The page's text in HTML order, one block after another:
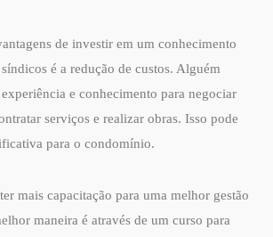
de investir em um conhecimento
é a redução de custos. Alguém
e conhecimento para negociar
serviços e realizar obras. Isso pode
para o condomínio.
mais capacitação para uma melhor gestão
maneira é através de um curso para